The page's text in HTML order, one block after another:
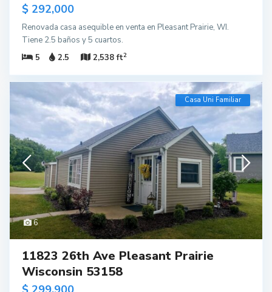
$ 292,000
Renovada casa asequible en venta en Pleasant Prairie, WI.
Tiene 2.5 baños y 5 cuartos.
5
2.5 2,538 ft2
6
Casa Uni Familiar
11823 26th Ave Pleasant Prairie
Wisconsin 53158